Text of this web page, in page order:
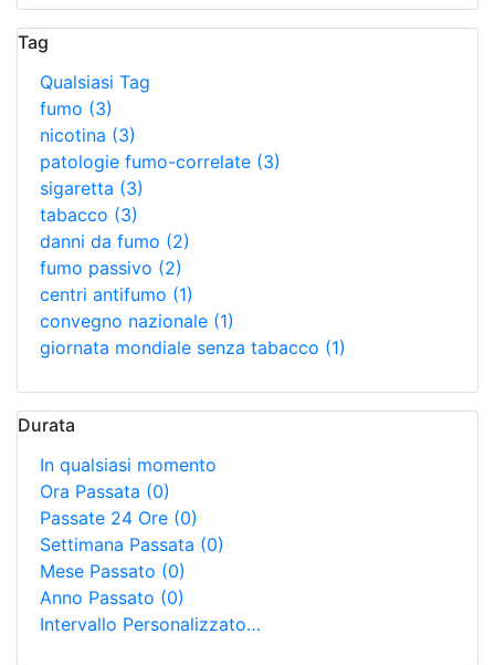
Tag
Qualsiasi Tag
fumo (3)
nicotina (3)
patologie fumo-correlate (3)
sigaretta (3)
tabacco (3)
danni da fumo (2)
fumo passivo (2)
centri antifumo (1)
convegno nazionale (1)
giornata mondiale senza tabacco (1)
Durata
In qualsiasi momento
Ora Passata (0)
Passate 24 Ore (0)
Settimana Passata (0)
Mese Passato (0)
Anno Passato (0)
Intervallo Personalizzato…